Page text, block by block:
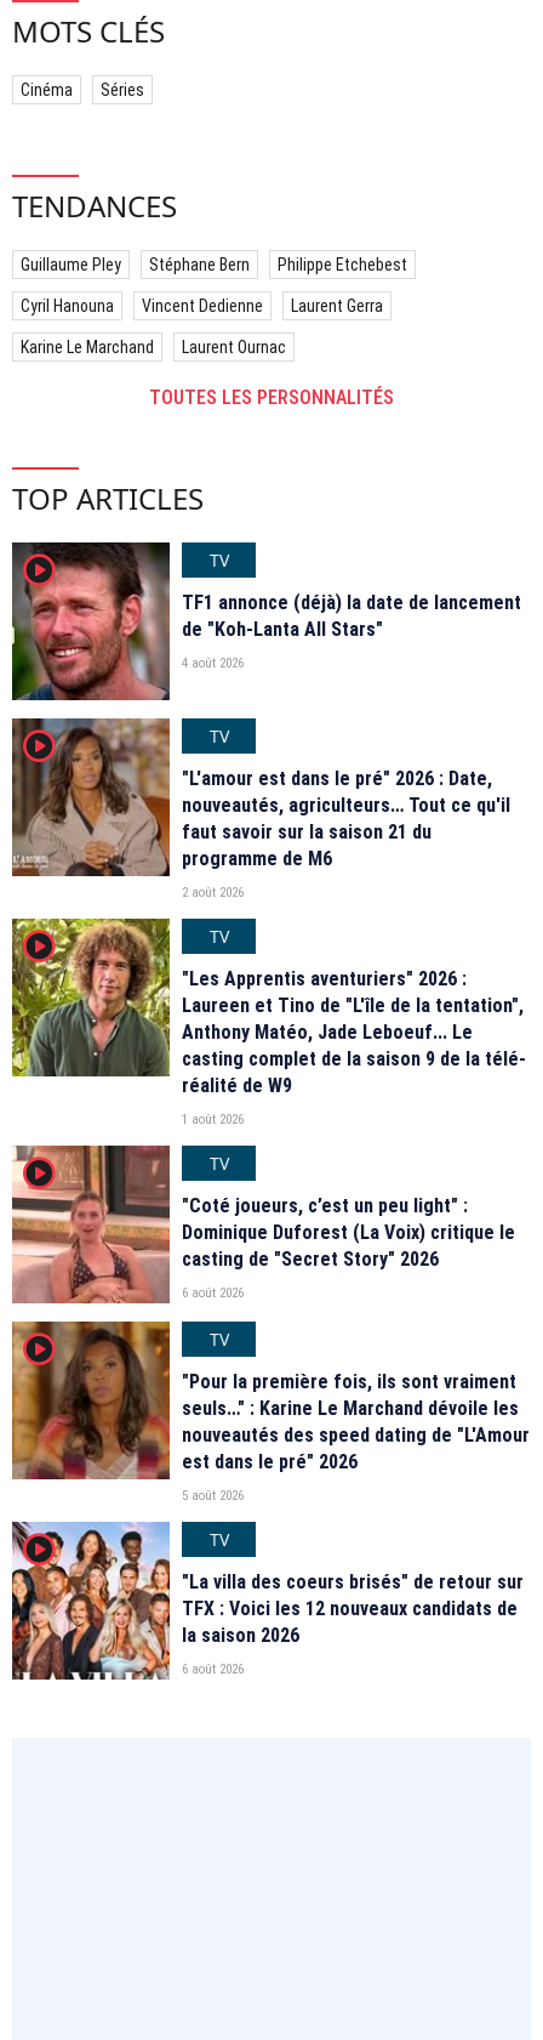
MOTS CLÉS
Cinéma Séries
TENDANCES
Guillaume Pley Stéphane Bern Philippe Etchebest
Cyril Hanouna Vincent Dedienne Laurent Gerra
Karine Le Marchand Laurent Ournac
TOUTES LES PERSONNALITÉS
TOP ARTICLES
player2
TV
TF1 annonce (déjà) la date de lancement
de "Koh-Lanta All Stars"
4 août 2026
player2
TV
"L'amour est dans le pré" 2026 : Date,
nouveautés, agriculteurs… Tout ce qu'il
faut savoir sur la saison 21 du
programme de M6
2 août 2026
player2
TV
"Les Apprentis aventuriers" 2026 :
Laureen et Tino de "L'île de la tentation",
Anthony Matéo, Jade Leboeuf... Le
casting complet de la saison 9 de la télé-
réalité de W9
1 août 2026
player2
TV
"Coté joueurs, c’est un peu light" :
Dominique Duforest (La Voix) critique le
casting de "Secret Story" 2026
6 août 2026
player2
TV
"Pour la première fois, ils sont vraiment
seuls…" : Karine Le Marchand dévoile les
nouveautés des speed dating de "L'Amour
est dans le pré" 2026
5 août 2026
player2
TV
"La villa des coeurs brisés" de retour sur
TFX : Voici les 12 nouveaux candidats de
la saison 2026
6 août 2026